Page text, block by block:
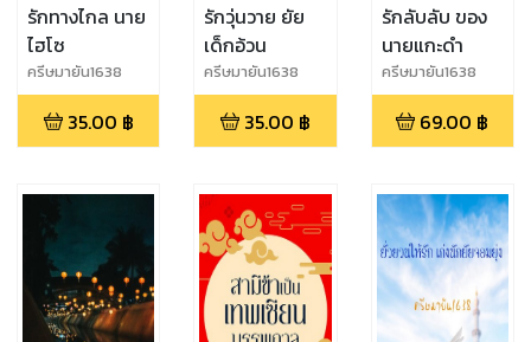
รักทางไกล นาย
ไฮโซ
ครีษมายัน1638
35.00 ฿
รักวุ่นวาย ยัย
เด็กอ้วน
ครีษมายัน1638
35.00 ฿
รักลับลับ ของ
นายแกะดำ
ครีษมายัน1638
69.00 ฿